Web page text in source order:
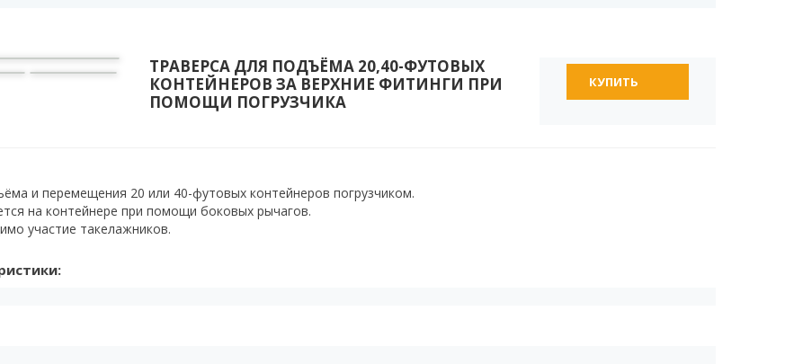
ТРАВЕРСА ДЛЯ ПОДЪЁМА 20,40-ФУТОВЫХ
КОНТЕЙНЕРОВ ЗА ВЕРХНИЕ ФИТИНГИ ПРИ
ПОМОЩИ ПОГРУЗЧИКА
КУПИТЬ
и перемещения 20 или 40-футовых контейнеров погрузчиком.
на контейнере при помощи боковых рычагов.
участие такелажников.